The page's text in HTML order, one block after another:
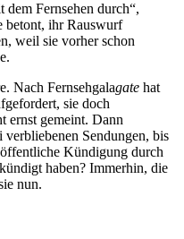
Fernsehen durch“,
betont, ihr Rauswurf
weil sie vorher schon
Nach Fernsehgalagate hat
sie doch
ernst gemeint. Dann
Sendungen, bis
Kündigung durch
haben? Immerhin, die
nun.